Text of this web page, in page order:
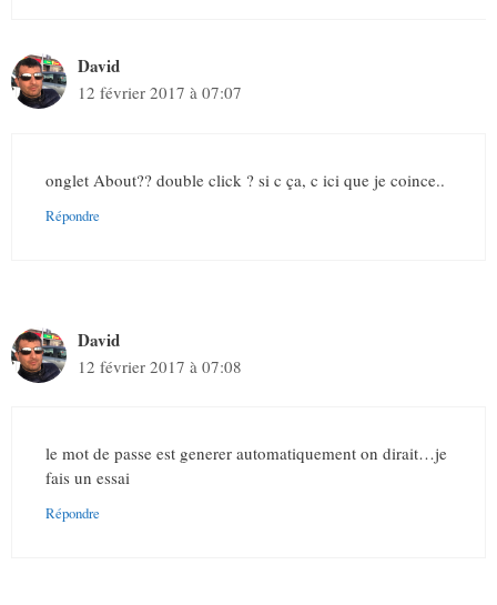
David
12 février 2017 à 07:07
onglet About?? double click ? si c ça, c ici que je coince..
Répondre
David
12 février 2017 à 07:08
le mot de passe est generer automatiquement on dirait…je
fais un essai
Répondre